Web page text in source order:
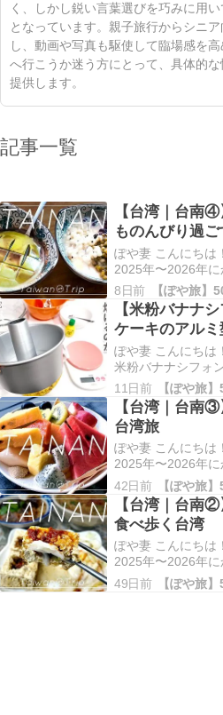
く、しかし鋭い言葉選びを巧みに用
となっています。親子旅行からシニ
し、動画や写真も駆使して臨場感を
へ行こうか迷う方にとって、具体的
提供します。
記事一覧
【台湾｜台南
ものんびり過ご
ぽや妻 こんにちは
2025年〜2026年
台南と高雄に行っ
での様子をまとめ
わせてご覧くださ
は動画にまとめ
8日前
【米粉バナナ
ケーキのアルミ
ぽや妻 こんにちは
米粉バナナシフォ
した〜。紙の型に
難しいです。試行
たいです☺ 初めて
ド素人が作ってみ
11日前
【台湾｜台南
台湾旅
ぽや妻 こんにちは
2025年〜2026年
台南と高雄に行っ
での様子をまとめ
わせてご覧くださ
は動画にまとめて
42日前
【台湾｜台南
食べ歩く台湾
ぽや妻 こんにちは
2025年〜2026年
台南と高雄に行っ
での様子をまとめ
49日前